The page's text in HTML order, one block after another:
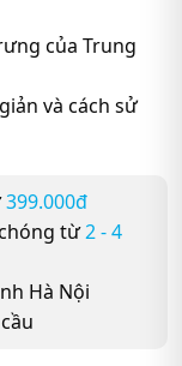
của Trung
và cách sử
399.000đ
từ2 - 4
Hà Nội